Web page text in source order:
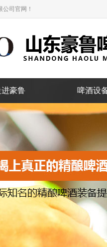
公司官网！
进豪鲁 啤酒设